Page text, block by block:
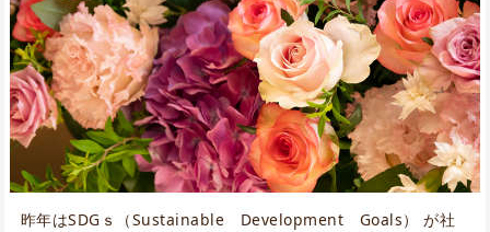
昨年はSDGｓ（Sustainable Development Goals） が社